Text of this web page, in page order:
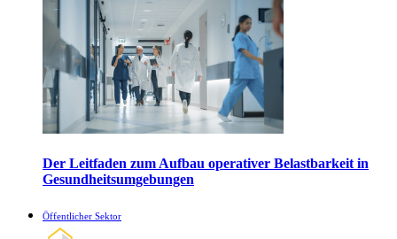
Der Leitfaden zum Aufbau operativer Belastbarkeit in
Gesundheitsumgebungen
Öffentlicher Sektor